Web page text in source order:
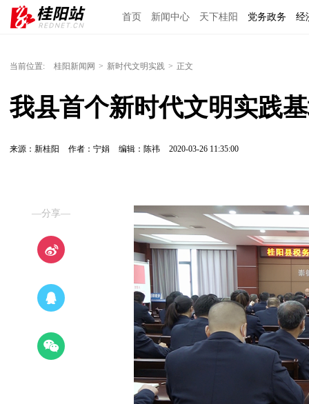
首页 新闻中心 天下桂阳 党务政务 经
当前位置: 桂阳新闻网 > 新时代文明实践 > 正文
我县首个新时代文明实践
来源：新桂阳 作者：宁娟 编辑：陈祎 2020-03-26 11:35:00
—分享—